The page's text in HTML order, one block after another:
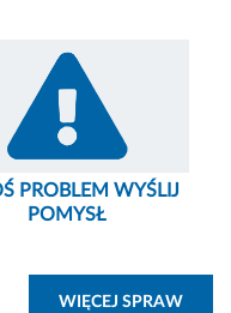
PROBLEM WYŚLIJ
POMYSŁ
WIĘCEJ SPRAW